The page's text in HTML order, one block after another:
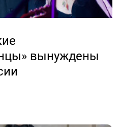
вынуждены